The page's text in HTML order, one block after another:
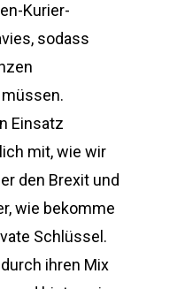
Kurier-
sodass
Einsatz
mit, wie wir
den Brexit und
wie bekomme
Schlüssel.
ihren Mix